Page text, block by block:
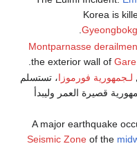
Korea is
Montparnasse
the exterior wall of
لـجمهورية فورموزا، تستسلم
قصيرة العمر وليبدأ
Seismic Zoneof the